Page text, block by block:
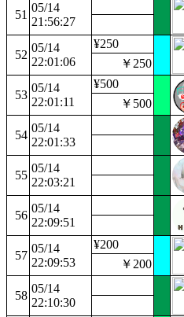
51
05/14
21:56:27
52
05/14
22:01:06
¥250
￥250
53
05/14
22:01:11
¥500
￥500
54
05/14
22:01:33
55
05/14
22:03:21
56
05/14
22:09:51
57
05/14
22:09:53
¥200
￥200
58
05/14
22:10:30